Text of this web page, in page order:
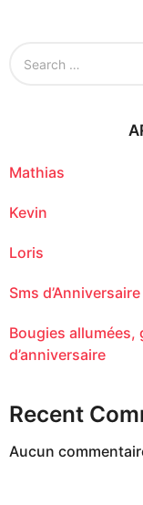
o
:
Mathias
Kevin
Loris
Sms
Bougies allumées,
d’anniversaire
Recent
Aucun